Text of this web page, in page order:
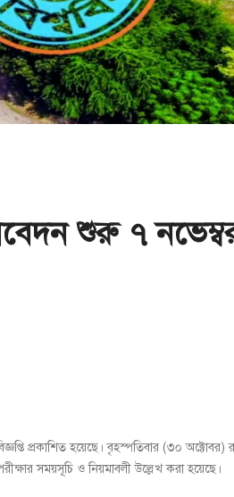
শুরু ৭
প্রকাশিত হয়েছে। বৃহস্পতিবার (৩০ অক্টোবর)
সময়সূচি ও নিয়মাবলী উল্লেখ করা হয়েছে।